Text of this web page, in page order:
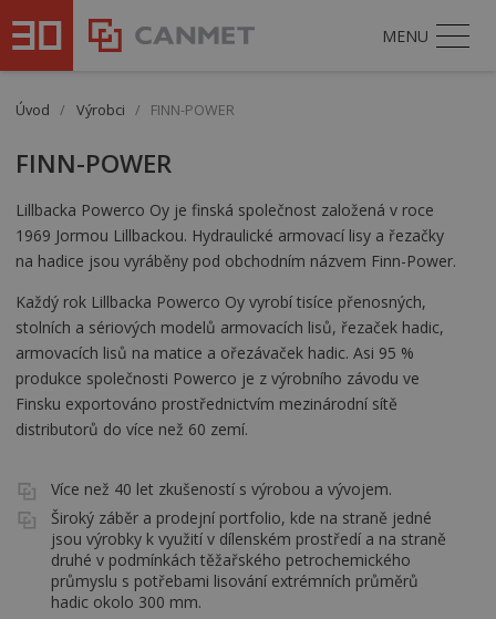
MENU
Úvod / Výrobci / FINN-POWER
FINN-POWER
Lillbacka Powerco Oy je finská společnost založená v roce
1969 Jormou Lillbackou. Hydraulické armovací lisy a řezačky
na hadice jsou vyráběny pod obchodním názvem Finn-Power.
Každý rok Lillbacka Powerco Oy vyrobí tisíce přenosných,
stolních a sériových modelů armovacích lisů, řezaček hadic,
armovacích lisů na matice a ořezávaček hadic. Asi 95 %
produkce společnosti Powerco je z výrobního závodu ve
Finsku exportováno prostřednictvím mezinárodní sítě
distributorů do více než 60 zemí.
Více než 40 let zkušeností s výrobou a vývojem.
Široký záběr a prodejní portfolio, kde na straně jedné
jsou výrobky k využití v dílenském prostředí a na straně
druhé v podmínkách těžařského petrochemického
průmyslu s potřebami lisování extrémních průměrů
hadic okolo 300 mm.